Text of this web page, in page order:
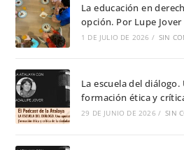
La educación en
opción. Por Lupe Jover
1 DE JULIO DE 2026 / SIN
La escuela del
formación ética y
29 DE JUNIO DE 2026 / SIN